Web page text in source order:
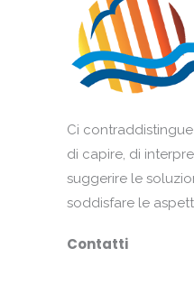
Ci
di capire, di
suggerire le
soddisfare le
Contatti